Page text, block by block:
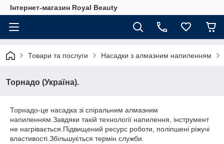
Інтернет-магазин Royal Beauty
Товари та послуги Насадки з алмазним напиленням
Торнадо (Україна).
Торнадо-це насадка зі спіральним алмазним
напиленням.Завдяки такій технології напилення, інструмент
не нагрівається.Підвищений ресурс роботи, поліпшені ріжучі
властивості.Збільшується термін служби.